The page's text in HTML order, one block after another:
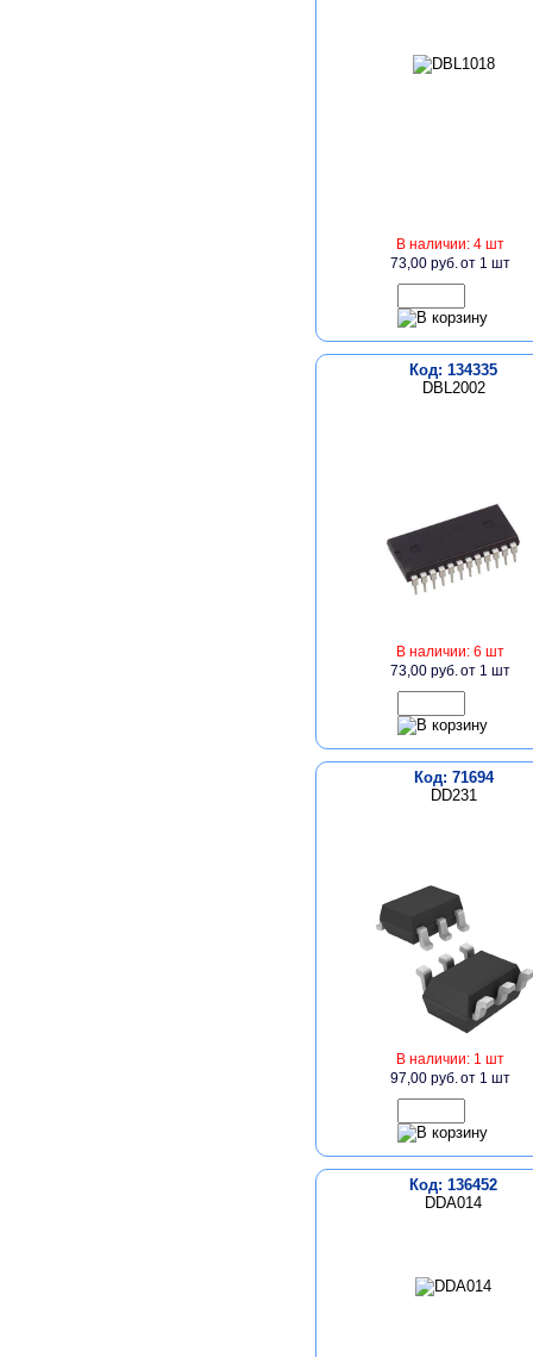
В наличии: 4 шт
73,00 руб.от 1 шт
Код: 134335
DBL2002
В наличии: 6 шт
73,00 руб.от 1 шт
Код: 71694
DD231
В наличии: 1 шт
97,00 руб.от 1 шт
Код: 136452
DDA014